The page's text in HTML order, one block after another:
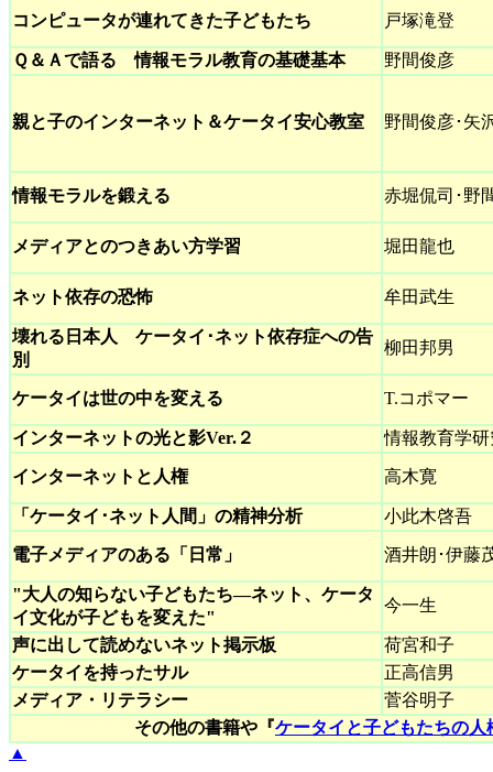
コンピュータが連れてきた子どもたち 戸塚滝登
Ｑ＆Ａで語る 情報モラル教育の基礎基本 野間俊彦
親と子のインターネット＆ケータイ安心教室 野間俊彦･矢
情報モラルを鍛える 赤堀侃司･野
メディアとのつきあい方学習 堀田龍也
ネット依存の恐怖 牟田武生
壊れる日本人 ケータイ･ネット依存症への告
別
柳田邦男
ケータイは世の中を変える T.コポマー
インターネットの光と影Ver.２ 情報教育学
インターネットと人権 高木寛
「ケータイ･ネット人間」の精神分析 小此木啓吾
電子メディアのある「日常」 酒井朗･伊藤
"大人の知らない子どもたち―ネット、ケータ
イ文化が子どもを変えた"
今一生
声に出して読めないネット掲示板
荷宮和子
ケータイを持ったサル
正高信男
メディア・リテラシー
菅谷明子
その他の書籍や『ケータイと子どもたちの人
▲